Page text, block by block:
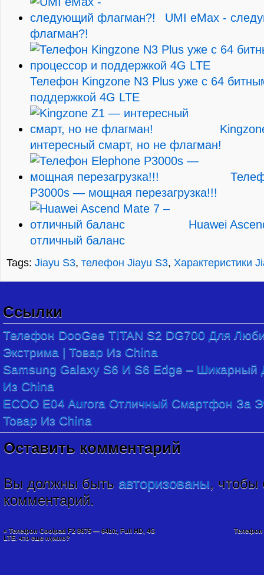
UMI eMax -
флагман?!
Телефон Kingzone N3 Plus уже с 64
поддержкой 4G LTE
интересный смарт, но не флагман!
P3000s — мощная перезагрузка!!!
Huawei
отличный баланс
Tags: Jiayu S3, телефон Jiayu S3, Характеристики
Ссылки
Телефон DooGee TITAN S2 DG700 Для
Экстрима | Товар Из China
Samsung Galaxy S6 И S6 Edge – Шикарный
Из China
ECOO E04 Aurora Отличный Смартфон За
Товар Из China
Оставить комментарий
Вы должны быть авторизованы, чтобы
комментарий.
«Телефон Coolpad F2 8675 — 64bit, Full HD, 4G
LTE, что еще нужно?
Телефон